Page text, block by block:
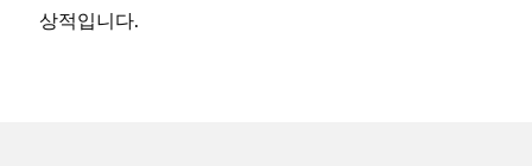
상적입니다.